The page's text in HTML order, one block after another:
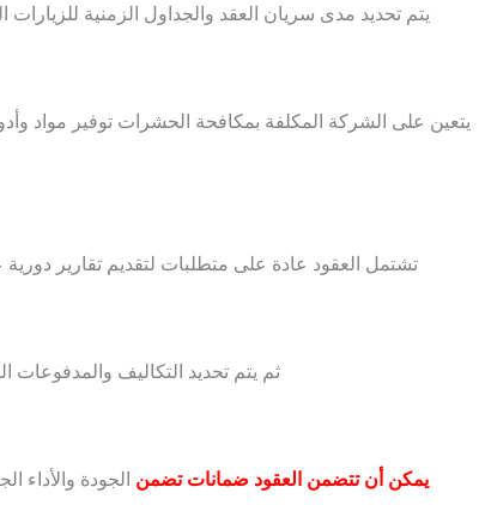
يتم تحديد مدى سريان العقد والجداول الزمنية
يتعين على الشركة المكلفة بمكافحة الحشرات توفير مواد
تشتمل العقود عادة على متطلبات لتقديم تقارير
ثم يتم تحديد التكاليف والمدفوعات
يمكن أن تتضمن العقود ضمانات تضمن الجودة والأداء